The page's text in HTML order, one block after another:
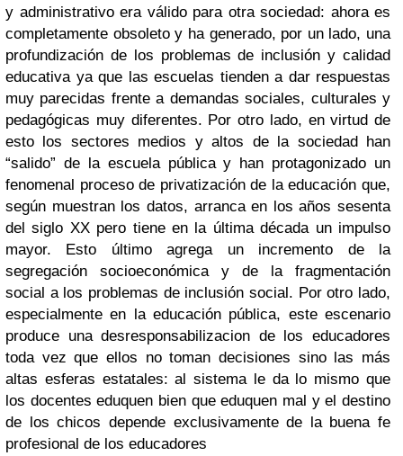
y administrativo era válido para otra sociedad: ahora es
completamente obsoleto y ha generado, por un lado, una
profundización de los problemas de inclusión y calidad
educativa ya que las escuelas tienden a dar respuestas
muy parecidas frente a demandas sociales, culturales y
pedagógicas muy diferentes. Por otro lado, en virtud de
esto los sectores medios y altos de la sociedad han
“salido” de la escuela pública y han protagonizado un
fenomenal proceso de privatización de la educación que,
según muestran los datos, arranca en los años sesenta
del siglo XX pero tiene en la última década un impulso
mayor. Esto último agrega un incremento de la
segregación socioeconómica y de la fragmentación
social a los problemas de inclusión social. Por otro lado,
especialmente en la educación pública, este escenario
produce una desresponsabilizacion de los educadores
toda vez que ellos no toman decisiones sino las más
altas esferas estatales: al sistema le da lo mismo que
los docentes eduquen bien que eduquen mal y el destino
de los chicos depende exclusivamente de la buena fe
profesional de los educadores